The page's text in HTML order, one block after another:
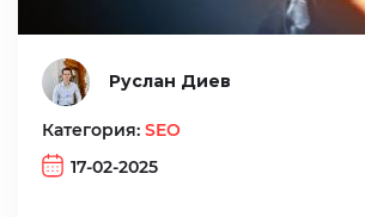
Руслан Диев
Категория: SEO
17-02-2025